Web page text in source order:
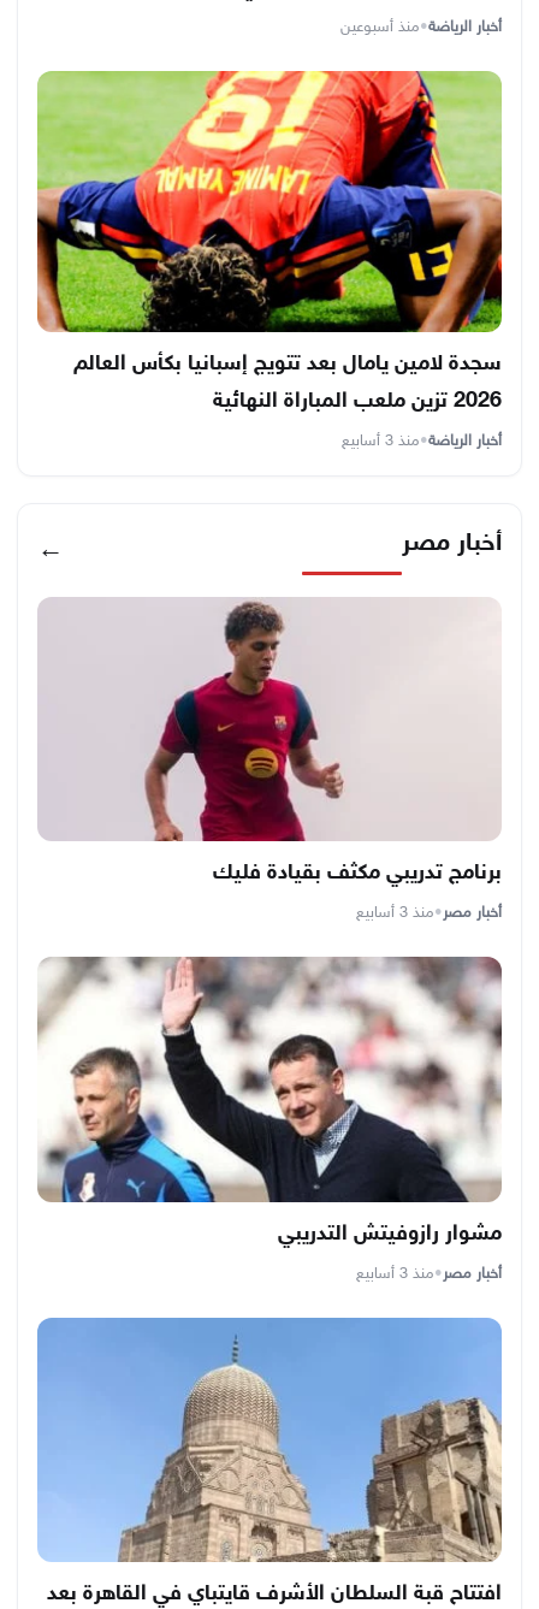
أخبار الرياضة•منذ أسبوعين
سجدة لامين يامال بعد تتويج إسبانيا بكأس العالم
2026 تزين ملعب المباراة النهائية
أخبار الرياضة•منذ 3 أسابيع
أخبار مصر ←
برنامج تدريبي مكثف بقيادة فليك
أخبار مصر•منذ 3 أسابيع
مشوار رازوفيتش التدريبي
أخبار مصر•منذ 3 أسابيع
افتتاح قبة السلطان الأشرف قايتباي في القاهرة بعد